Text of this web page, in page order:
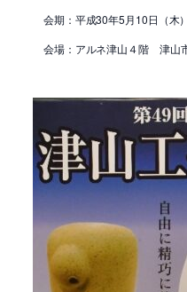
会期：平成30年5月10日（木
会場：アルネ津山４階 津山